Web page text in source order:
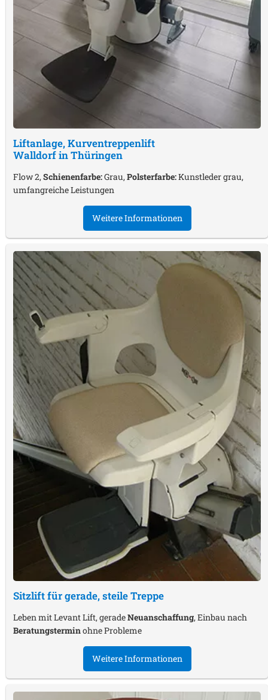
Liftanlage, Kurventreppenlift
Walldorf in Thüringen
Flow 2,Schienenfarbe:Grau,Polsterfarbe:Kunstleder grau,
umfangreiche Leistungen
Weitere Informationen
Sitzlift für gerade, steile Treppe
Leben mit Levant Lift, geradeNeuanschaffung, Einbau nach
Beratungsterminohne Probleme
Weitere Informationen